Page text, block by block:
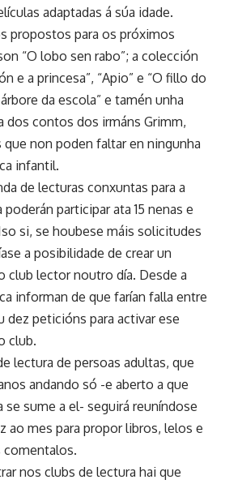
adaptadas á súa idade.
propostos para os próximos
“O lobo sen rabo”; a colección
e a princesa”, “Apio” e “O fillo do
árbore da escola” e tamén unha
dos contos dos irmáns Grimm,
que non poden faltar en ningunha
infantil.
de lecturas conxuntas para a
poderán participar ata 15 nenas e
si, se houbese máis solicitudes
a posibilidade de crear un
club lector noutro día. Desde a
informan de que farían falla entre
dez peticións para activar ese
club.
lectura de persoas adultas, que
andando só -e aberto a que
se sume a el- seguirá reuníndose
ao mes para propor libros, lelos e
comentalos.
nos clubs de lectura hai que